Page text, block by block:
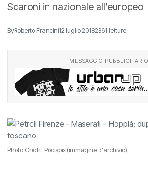
Scaroni in nazionale all’europeo
ByRoberto Francini12 luglio 20182861 letture
MESSAGGIO PUBBLICITARIO
Photo Credit: Pocispix (immagine d'archivio)